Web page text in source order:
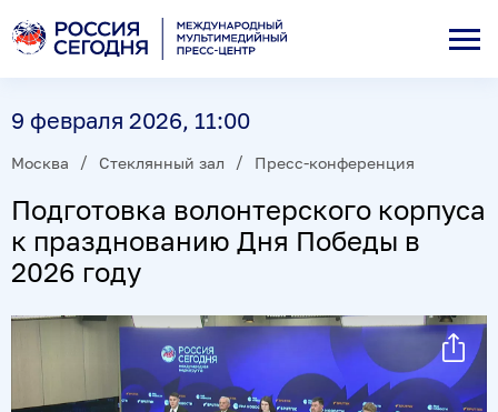
9 февраля 2026, 11:00
Москва Стеклянный зал Пресс-конференция
Подготовка волонтерского корпуса
к празднованию Дня Победы в
2026 году